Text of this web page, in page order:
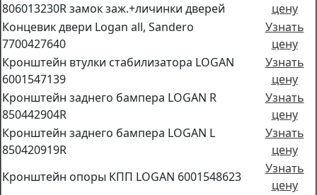
806013230R замок заж.+личинки дверей
цену
Концевик двери Logan all, Sandero
7700427640
Узнать
цену
Кронштейн втулки стабилизатора LOGAN
6001547139
Узнать
цену
Кронштейн заднего бампера LOGAN R
850442904R
Узнать
цену
Кронштейн заднего бампера LOGAN L
850420919R
Узнать
цену
Кронштейн опоры КПП LOGAN 6001548623
Узнать
цену